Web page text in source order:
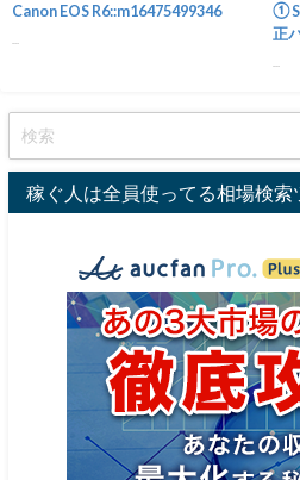
Canon EOS R6::m16475499346
①
正
稼ぐ人は全員使ってる相場検索